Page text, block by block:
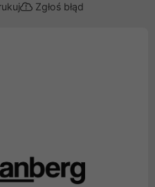
Zgłoś błąd